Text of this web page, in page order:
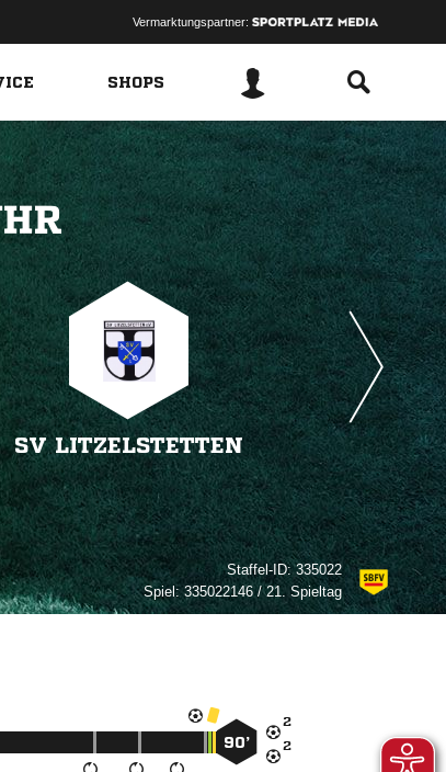
Vermarktungspartner:
SHOPS
SV LITZELSTETTEN
Staffel-ID:335022
Spiel:335022146 / 21. Spieltag


90’